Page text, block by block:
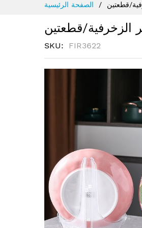
الصفحة الرئيسية قطعتين
الزخرفية/قطعتين
SKU FIR3622